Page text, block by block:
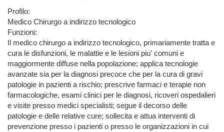
Profilo:
Medico Chirurgo a indirizzo tecnologico
Funzioni:
Il medico chirurgo a indirizzo tecnologico, primariamente tratta e
cura le disfunzioni, le malattie e le lesioni piu' comuni e
maggiormente diffuse nella popolazione; applica tecnologie
avanzate sia per la diagnosi precoce che per la cura di gravi
patologie in pazienti a rischio; prescrive farmaci e terapie non
farmacologiche, esami clinici per le diagnosi, ricoveri ospedalieri
e visite presso medici specialisti; segue il decorso delle
patologie e delle relative cure; sollecita e attua interventi di
prevenzione presso i pazienti o presso le organizzazioni in cui